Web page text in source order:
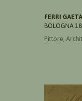
FERRI
BOLOGNA
Pittore,